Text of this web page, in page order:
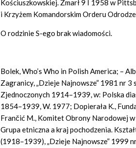
Kościuszkowskiej. Zmarł 9 I 1958 w
i Krzyżem Komandorskim Orderu
O rodzinie S-ego brak wiadomości.
Bolek, Who’s Who in Polish America; –
Zagranicy, „Dzieje Najnowsze” 1981 nr 3
Zjednoczonych 1914–1939, w: Polska
1854–1939, W. 1977; Dopierała K.,
Frančić M., Komitet Obrony Narodowej
Grupa etniczna a kraj pochodzenia.
(1918–1939), „Dzieje Najnowsze” 1999